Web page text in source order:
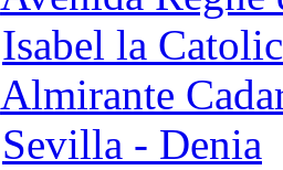
Isabel la
Almirante
Sevilla - Denia